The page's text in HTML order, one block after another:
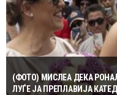
(ФОТО) МИСЛЕА ДЕКА
ЛУЃЕ ЈА ПРЕПЛАВИЈА